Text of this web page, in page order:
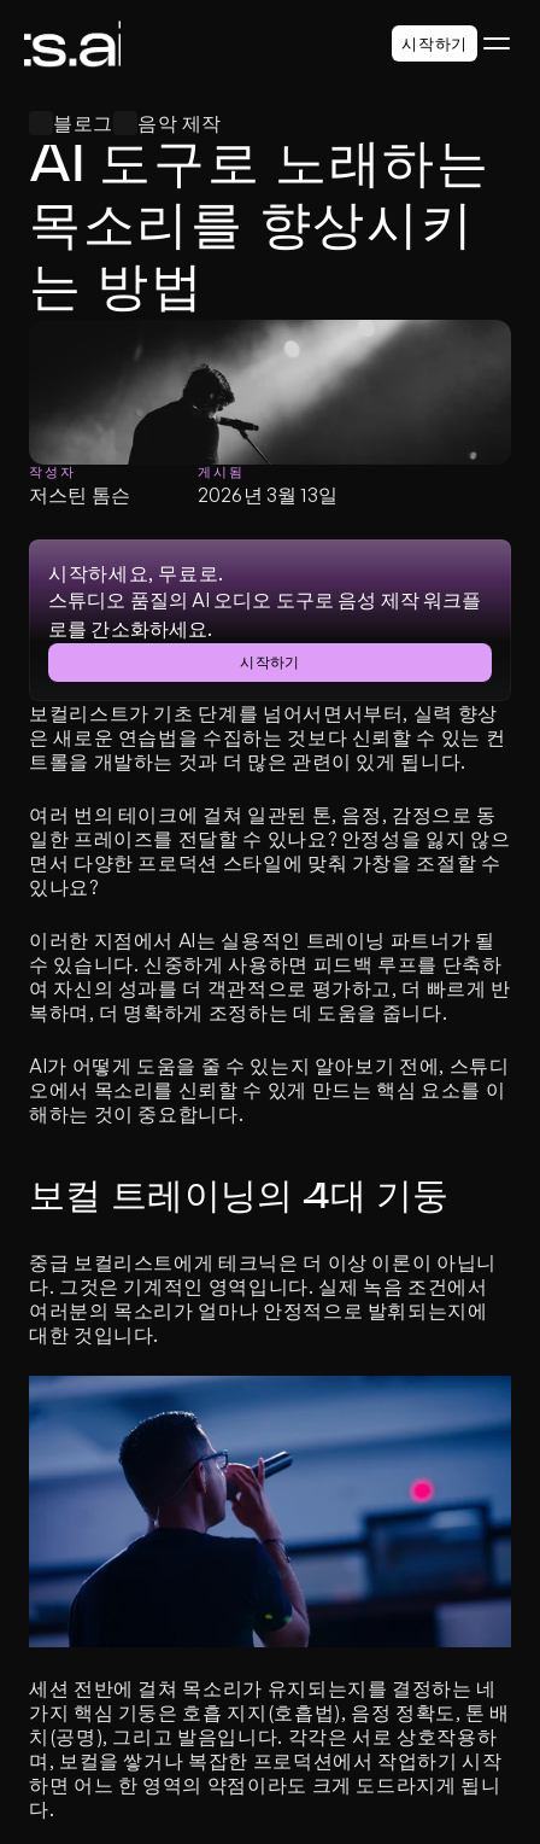
블로그 음악 제작
AI 도구로 노래하는
목소리를 향상시키
는 방법
작성자
저스틴 톰슨
게시됨
2026년 3월 13일
보컬리스트가 기초 단계를 넘어서면서부터, 실력 향상
은 새로운 연습법을 수집하는 것보다 신뢰할 수 있는 컨
트롤을 개발하는 것과 더 많은 관련이 있게 됩니다.
여러 번의 테이크에 걸쳐 일관된 톤, 음정, 감정으로 동
일한 프레이즈를 전달할 수 있나요? 안정성을 잃지 않으
면서 다양한 프로덕션 스타일에 맞춰 가창을 조절할 수
있나요?
이러한 지점에서 AI는 실용적인 트레이닝 파트너가 될
수 있습니다. 신중하게 사용하면 피드백 루프를 단축하
여 자신의 성과를 더 객관적으로 평가하고, 더 빠르게 반
복하며, 더 명확하게 조정하는 데 도움을 줍니다.
AI가 어떻게 도움을 줄 수 있는지 알아보기 전에, 스튜디
오에서 목소리를 신뢰할 수 있게 만드는 핵심 요소를 이
해하는 것이 중요합니다.
보컬 트레이닝의 4대 기둥
중급 보컬리스트에게 테크닉은 더 이상 이론이 아닙니
다. 그것은 기계적인 영역입니다. 실제 녹음 조건에서
여러분의 목소리가 얼마나 안정적으로 발휘되는지에
대한 것입니다.
세션 전반에 걸쳐 목소리가 유지되는지를 결정하는 네
가지 핵심 기둥은 호흡 지지(호흡법), 음정 정확도, 톤 배
치(공명), 그리고 발음입니다. 각각은 서로 상호작용하
며, 보컬을 쌓거나 복잡한 프로덕션에서 작업하기 시작
하면 어느 한 영역의 약점이라도 크게 도드라지게 됩니
다.
시작하세요, 무료로.
스튜디오 품질의 AI 오디오 도구로 음성 제작 워크플
로를 간소화하세요.
시작하기
시작하기